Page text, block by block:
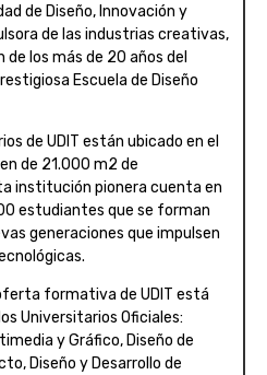
de Diseño, Innovación y
de las industrias creativas,
los más de 20 años del
Escuela de Diseño
de UDIT están ubicado en el
de 21.000 m2 de
institución pionera cuenta en
estudiantes que se forman
generaciones que impulsen
formativa de UDIT está
Universitarios Oficiales:
y Gráfico, Diseño de
Diseño y Desarrollo de